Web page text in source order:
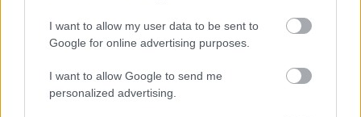
I want to allow my user data to be sent to
Google for online advertising purposes.
I want to allow Google to send me
personalized advertising.
Hírlevél feliratkozás
Adja meg keresztnevét:
Adja